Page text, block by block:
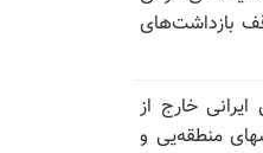
بازداشت‌های
خارج از
منطقه‌یی و